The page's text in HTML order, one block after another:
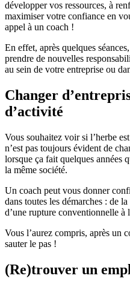
développer vos ressources, à
maximiser votre confiance en
appel à un coach !
En effet, après quelques
prendre de nouvelles
au sein de votre entreprise ou
Changer
d’activité
Vous souhaitez voir si l’herbe
n’est pas toujours évident de
lorsque ça fait quelques années
la même société.
Un coach peut vous donner
dans toutes les démarches : de
d’une rupture conventionnelle à
Vous l’aurez compris, après un
sauter le pas !
(Re)trouver un